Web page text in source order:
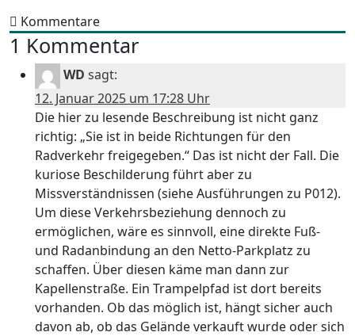
Kommentare
1 Kommentar
WD sagt:
12. Januar 2025 um 17:28 Uhr
Die hier zu lesende Beschreibung ist nicht ganz
richtig: „Sie ist in beide Richtungen für den
Radverkehr freigegeben.“ Das ist nicht der Fall. Die
kuriose Beschilderung führt aber zu
Missverständnissen (siehe Ausführungen zu P012).
Um diese Verkehrsbeziehung dennoch zu
ermöglichen, wäre es sinnvoll, eine direkte Fuß-
und Radanbindung an den Netto-Parkplatz zu
schaffen. Über diesen käme man dann zur
Kapellenstraße. Ein Trampelpfad ist dort bereits
vorhanden. Ob das möglich ist, hängt sicher auch
davon ab, ob das Gelände verkauft wurde oder sich